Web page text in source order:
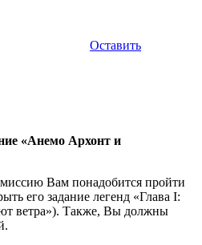
Оставить
«Анемо Архонт и
Вам понадобится пройти
его задание легенд «Глава I:
ветра»). Также, Вы должны